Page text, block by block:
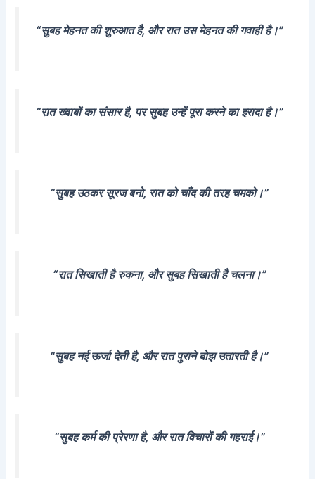
“सुबह मेहनत की शुरुआत है, और रात उस मेहनत की गवाही है।”
“रात ख्वाबों का संसार है, पर सुबह उन्हें पूरा करने का इरादा है।”
“सुबह उठकर सूरज बनो, रात को चाँद की तरह चमको।”
“रात सिखाती है रुकना, और सुबह सिखाती है चलना।”
“सुबह नई ऊर्जा देती है, और रात पुराने बोझ उतारती है।”
“सुबह कर्म की प्रेरणा है, और रात विचारों की गहराई।”